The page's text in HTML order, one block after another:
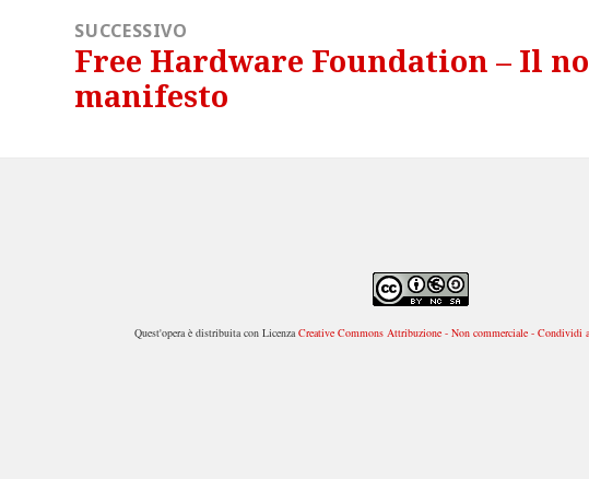
SUCCESSIVO
Articolo
successivo:
Free Hardware Foundation – Il
manifesto
Quest'opera è distribuita con LicenzaCreative Commons Attribuzione - Non commerciale - Condividi